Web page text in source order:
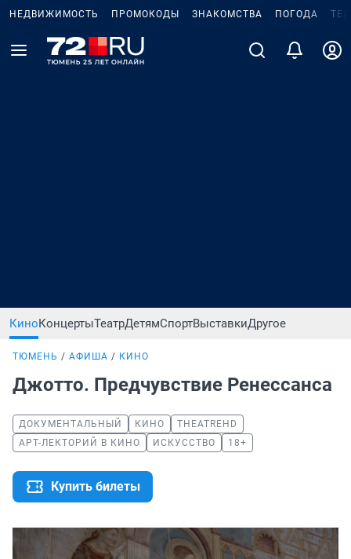
НЕДВИЖИМОСТЬ ПРОМОКОДЫ ЗНАКОМСТВА ПОГОДА
КиноКонцертыТеатрДетямСпортВыставкиДругое
ТЮМЕНЬ АФИША КИНО
Джотто. Предчувствие Ренессанса
ДОКУМЕНТАЛЬНЫЙ КИНО
THEATREHD
АРТ-ЛЕКТОРИЙ В КИНО
ИСКУССТВО 18+
Купить билеты